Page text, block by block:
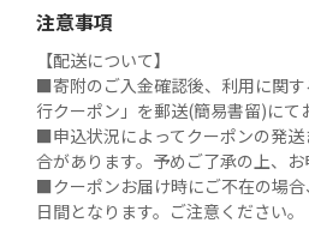
注意事項
【配送について】
■寄附のご入金確認後、利用に関
行クーポン」を郵送(簡易書留)にて
■申込状況によってクーポンの発
合があります。予めご了承の上、お
■クーポンお届け時にご不在の場
日間となります。ご注意ください。